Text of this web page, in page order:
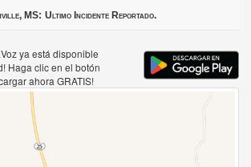
MS: Ultimo Incidente Reportado.
ya está disponible
Haga clic en el botón
ahora GRATIS!